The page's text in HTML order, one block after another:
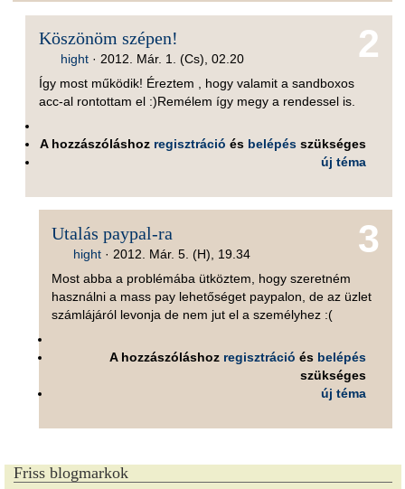
2
Köszönöm szépen!
hight· 2012. Már. 1. (Cs), 02.20
Így most működik! Éreztem , hogy valamit a sandboxos
acc-al rontottam el :)Remélem így megy a rendessel is.
A hozzászóláshoz regisztráció és belépés szükséges
új téma
3
Utalás paypal-ra
hight· 2012. Már. 5. (H), 19.34
Most abba a problémába ütköztem, hogy szeretném
használni a mass pay lehetőséget paypalon, de az üzlet
számlájáról levonja de nem jut el a személyhez :(
A hozzászóláshoz regisztráció és belépés
szükséges
új téma
Friss blogmarkok